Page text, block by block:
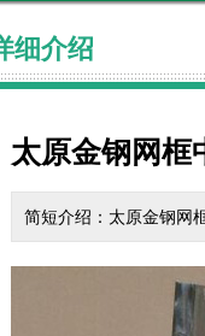
细介绍
太原金钢网框
简短介绍：太原金钢网